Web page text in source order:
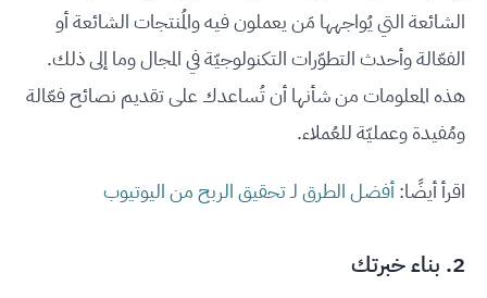
الشائعة التي يُواجهها مَن يعملون فيه والمُنتجات الشائعة أو
الفعّالة وأحدث التطوّرات التكنولوجيّة في المجال وما إلى ذلك.
هذه المعلومات من شأنها أن تُساعدك على تقديم نصائح فعّالة
ومُفيدة وعمليّة للعُملاء.
اقرأ أيضًا:أفضل الطرق لـ تحقيق الربح من اليوتيوب
2. بناء خبرتك